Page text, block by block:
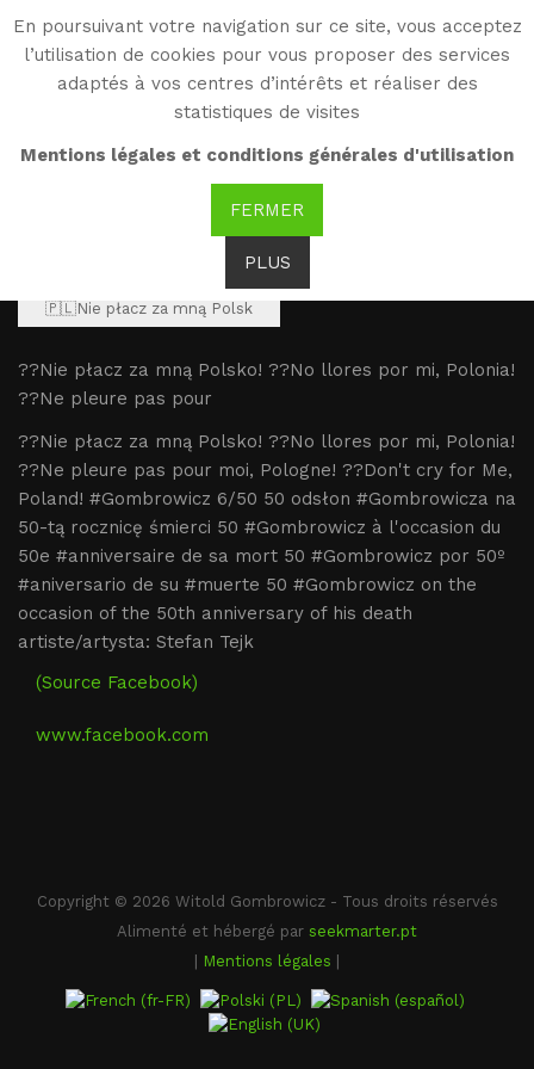
En poursuivant votre navigation sur ce site, vous acceptez
l’utilisation de cookies pour vous proposer des services
adaptés à vos centres d’intérêts et réaliser des
statistiques de visites
Mentions légales et conditions générales d'utilisation
FERMER
PLUS
WG
Witold Gombrowicz
??Nie płacz za mną
Polsko! ??No
🇵🇱Nie płacz za mną Polsk
??Nie płacz za mną Polsko! ??No llores por mi, Polonia!
??Ne pleure pas pour
??Nie płacz za mną Polsko! ??No llores por mi, Polonia!
??Ne pleure pas pour moi, Pologne! ??Don't cry for Me,
Poland! #Gombrowicz 6/50 50 odsłon #Gombrowicza na
50-tą rocznicę śmierci 50 #Gombrowicz à l'occasion du
50e #anniversaire de sa mort 50 #Gombrowicz por 50º
#aniversario de su #muerte 50 #Gombrowicz on the
occasion of the 50th anniversary of his death
artiste/artysta: Stefan Tejk
(Source Facebook)
www.facebook.com
Copyright © 2026 Witold Gombrowicz - Tous droits réservés
Alimenté et hébergé par seekmarter.pt
Mentions légales